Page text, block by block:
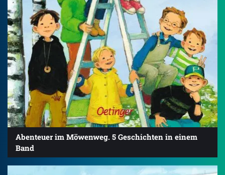
Abenteuer im Möwenweg. 5 Geschichten in einem
Band